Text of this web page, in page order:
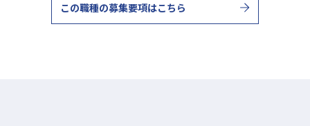
この職種の募集要項はこちら